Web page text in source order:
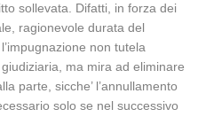
sollevata. Difatti, in forza dei
ragionevole durata del
non tutela
giudiziaria, ma mira ad eliminare
parte, sicche’ l’annullamento
solo se nel successivo